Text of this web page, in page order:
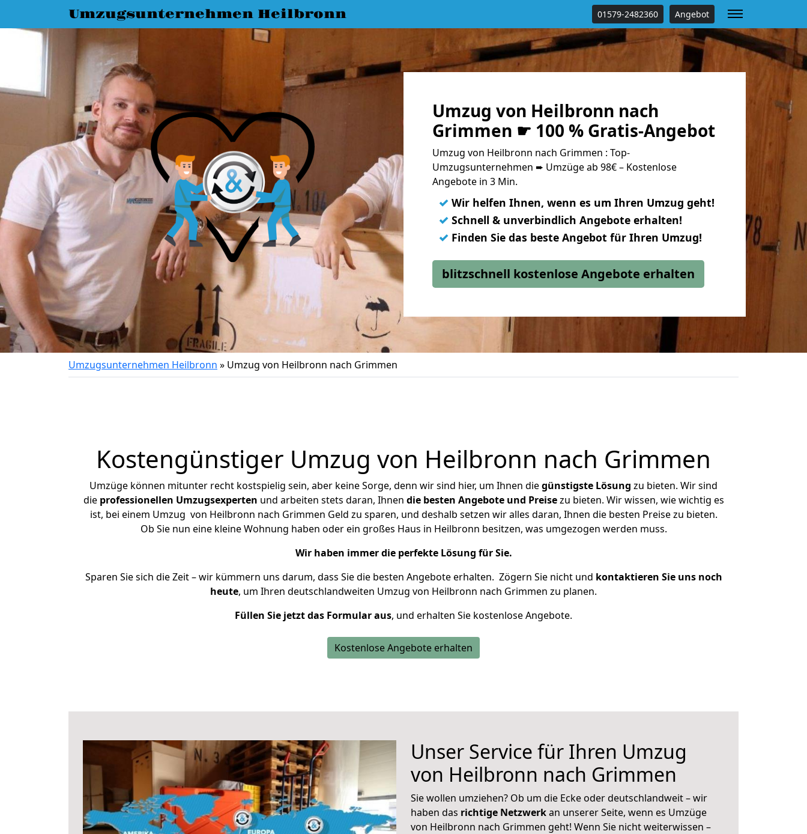
Umzugsunternehmen Heilbronn 01579-2482360 Angebot
Umzug von Heilbronn nach
Grimmen ☛ 100 % Gratis-Angebot
Umzug von Heilbronn nach Grimmen : Top-
Umzugsunternehmen ➨ Umzüge ab 98€ – Kostenlose
Angebote in 3 Min.
✓ Wir helfen Ihnen, wenn es um Ihren Umzug geht!
✓ Schnell & unverbindlich Angebote erhalten!
✓ Finden Sie das beste Angebot für Ihren Umzug!
blitzschnell kostenlose Angebote erhalten
Umzugsunternehmen Heilbronn » Umzug von Heilbronn nach Grimmen
Kostengünstiger Umzug von Heilbronn nach Grimmen
Umzüge können mitunter recht kostspielig sein, aber keine Sorge, denn wir sind hier, um Ihnen diegünstigste Lösung zu bieten. Wir sind
die professionellen Umzugsexperten und arbeiten stets daran, Ihnen die besten Angebote und Preisezu bieten. Wir wissen, wie wichtig es
ist, bei einem Umzug von Heilbronn nach Grimmen Geld zu sparen, und deshalb setzen wir alles daran, Ihnen die besten Preise zu bieten.
Ob Sie nun eine kleine Wohnung haben oder ein großes Haus in Heilbronn besitzen, was umgezogen werden muss.
Wir haben immer die perfekte Lösung für Sie.
Sparen Sie sich die Zeit – wir kümmern uns darum, dass Sie die besten Angebote erhalten. Zögern Sie nicht und kontaktieren Sie uns noch
heute, um Ihren deutschlandweiten Umzug von Heilbronn nach Grimmen zu planen.
Füllen Sie jetzt das Formular aus, und erhalten Sie kostenlose Angebote.
Kostenlose Angebote erhalten
Unser Service für Ihren Umzug
von Heilbronn nach Grimmen
Sie wollen umziehen? Ob um die Ecke oder deutschlandweit – wir
haben das richtige Netzwerkan unserer Seite, wenn es Umzüge
von Heilbronn nach Grimmen geht! Wenn Sie nicht weiterwissen –